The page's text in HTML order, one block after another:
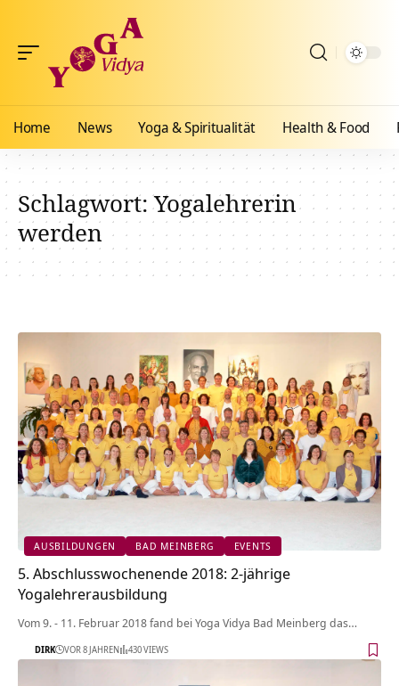
Home News Yoga & Spiritualität Health & Food
Schlagwort:Yogalehrerin
werden
AUSBILDUNGEN BAD MEINBERG EVENTS
5. Abschlusswochenende 2018: 2-jährige
Yogalehrerausbildung
Vom 9. - 11. Februar 2018 fand bei Yoga Vidya Bad Meinberg das…
DIRK VOR 8 JAHREN 430 VIEWS